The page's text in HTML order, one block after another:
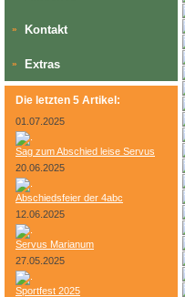
» Kontakt
» Extras
Die letzten 5 Artikel:
01.07.2025
Sag zum Abschied leise Servus
20.06.2025
Abschiedsfeier der 4abc
12.06.2025
Servus Marianum
27.05.2025
Sportfest 2025